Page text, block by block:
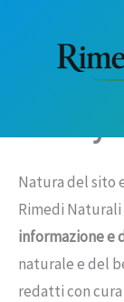
contenuto
Privacy
Natura del sito
Rimedi
informazione e
naturale e del
redatti con